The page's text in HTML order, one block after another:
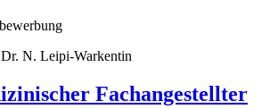
N. Leipi-Warkentin
Fachangestellter